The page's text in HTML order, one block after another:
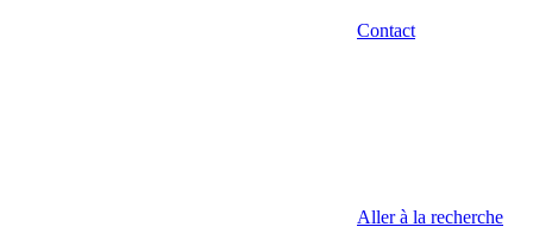
Contact
Aller à la recherche